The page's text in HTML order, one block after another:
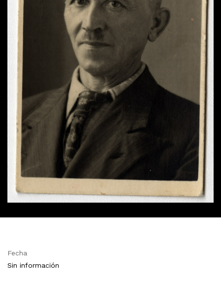
Fecha
Sin información